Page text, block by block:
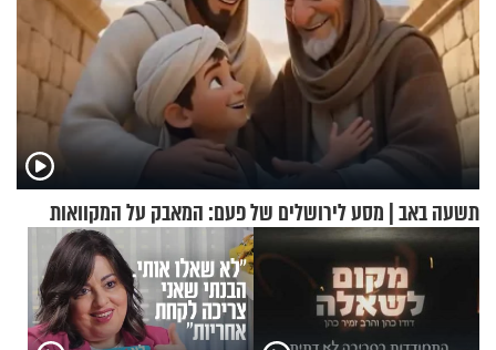
תשעה באב | מסע לירושלים של פעם: המאבק על המקוואות